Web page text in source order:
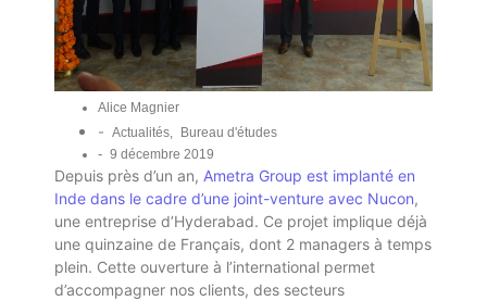
Alice Magnier
- Actualités, Bureau d'études
- 9 décembre 2019
Depuis près d’un an, Ametra Group est implanté en
Inde dans le cadre d’une joint-venture avec Nucon,
une entreprise d’Hyderabad. Ce projet implique déjà
une quinzaine de Français, dont 2 managers à temps
plein. Cette ouverture à l’international permet
d’accompagner nos clients, des secteurs